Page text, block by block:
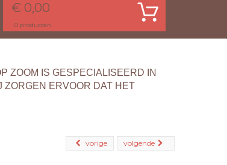
€ 0,00
0 producten
ZOOM IS GESPECIALISEERD IN
ZORGEN ERVOOR DAT HET
volgende
vorige